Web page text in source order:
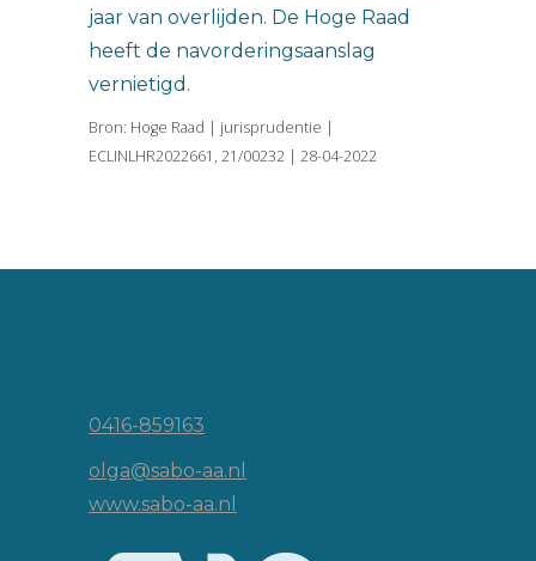
jaar van overlijden. De Hoge Raad
heeft de navorderingsaanslag
vernietigd.
Bron: Hoge Raad | jurisprudentie |
ECLINLHR2022661, 21/00232 | 28-04-2022
0416-859163
olga@sabo-aa.nl
www.sabo-aa.nl